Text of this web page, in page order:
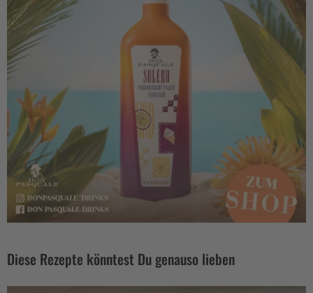
Diese Rezepte könntest Du genauso lieben